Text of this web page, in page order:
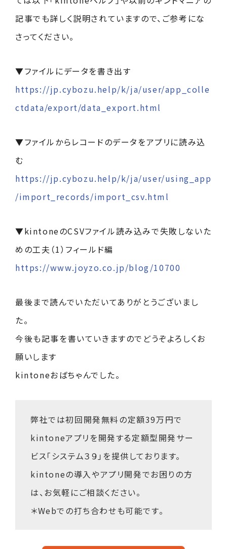
記事でも詳しく説明されていますので、ご参考にな
さってください。
▼ファイルにデータを書き出す
https://jp.cybozu.help/k/ja/user/app_colle
ctdata/export/data_export.html
▼ファイルからレコードのデータをアプリに読み込
む
https://jp.cybozu.help/k/ja/user/using_app
/import_records/import_csv.html
▼kintoneのCSVファイル読み込みで失敗しないた
めの工夫（1）フィールド編
https://www.joyzo.co.jp/blog/10700
最後まで読んでいただいてありがとうございまし
た。
今後も記事を書いていきますのでどうぞよろしくお
願いします
kintoneおばちゃんでした。
弊社では初回開発無料の定額39万円で
kintoneアプリを開発する定額型開発サー
ビス「システム３９」 を提供しております。
kintoneの導入やアプリ開発でお困りの方
は、お気軽にご相談ください。
＊Webでの打ち合わせも可能です。